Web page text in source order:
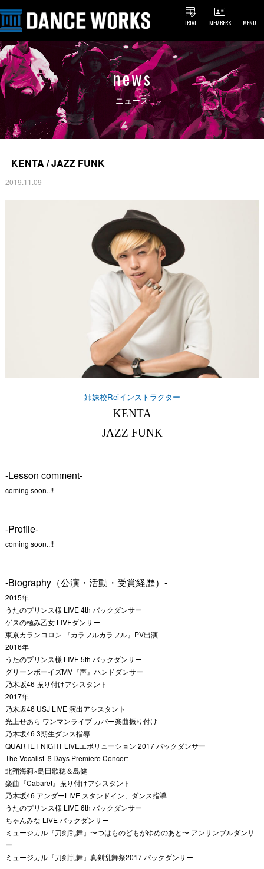
TRIAL MEMBERS MENU
news
ニュース
KENTA / JAZZ FUNK
2019.11.09
姉妹校Reiインストラクター
KENTA
JAZZ FUNK
-Lesson comment-
coming soon..!!
-Profile-
coming soon..!!
-Biography（公演・活動・受賞経歴）-
2015年
うたのプリンス様 LIVE 4th バックダンサー
ゲスの極み乙女 LIVEダンサー
東京カランコロン 『カラフルカラフル』PV出演
2016年
うたのプリンス様 LIVE 5th バックダンサー
グリーンボーイズMV『声』ハンドダンサー
乃木坂46 振り付けアシスタント
2017年
乃木坂46 USJ LIVE 演出アシスタント
光上せあら ワンマンライブ カバー楽曲振り付け
乃木坂46 3期生ダンス指導
QUARTET NIGHT LIVEエボリューション 2017 バックダンサー
The Vocalist ６Days Premiere Concert
北翔海莉×島田歌穂＆島健
楽曲『Cabaret』振り付けアシスタント
乃木坂46 アンダーLIVE スタンドイン、ダンス指導
うたのプリンス様 LIVE 6th バックダンサー
ちゃんみな LIVE バックダンサー
ミュージカル『刀剣乱舞』〜つはものどもがゆめのあと〜 アンサンブルダンサ
ー
ミュージカル『刀剣乱舞』真剣乱舞祭2017 バックダンサー